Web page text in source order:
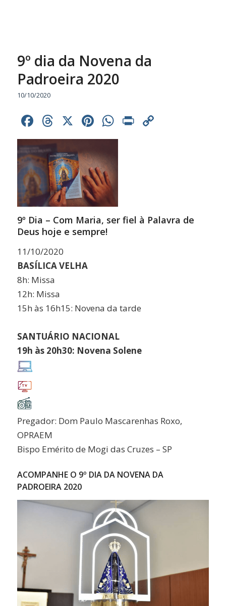
9º dia da Novena da
Padroeira 2020
10/10/2020
Facebook
Threads
X Pinterest
WhatsApp
Print
9º Dia – Com Maria, ser fiel à Palavra de
Deus hoje e sempre!
11/10/2020
BASÍLICA VELHA
8h: Missa
12h: Missa
15h às 16h15: Novena da tarde
SANTUÁRIO NACIONAL
19h às 20h30: Novena Solene
Pregador: Dom Paulo Mascarenhas Roxo,
OPRAEM
Bispo Emérito de Mogi das Cruzes – SP
ACOMPANHE O 9º DIA DA NOVENA DA
PADROEIRA 2020